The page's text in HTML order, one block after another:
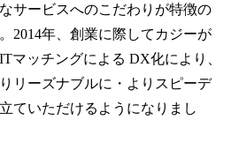
サービスへのこだわりが特徴の
2014年、創業に際してカジーが
マッチングによる DX化により、
リーズナブルに・よりスピーデ
ていただけるようになりまし